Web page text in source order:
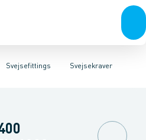
Galvaniseret stålPlastIndustri
SvejsefittingsLevnedsmiddel fittings
Svejsekraver
Koncentriske reduktioner